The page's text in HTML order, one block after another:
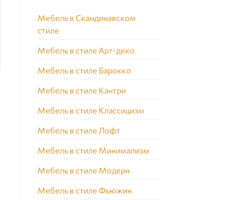
Мебель в Скандинавском
стиле
Мебель в стиле Арт-деко
Мебель в стиле Барокко
Мебель в стиле Кантри
Мебель в стиле Классицизм
Мебель в стиле Лофт
Мебель в стиле Минимализм
Мебель в стиле Модерн
Мебель в стиле Фьюжин